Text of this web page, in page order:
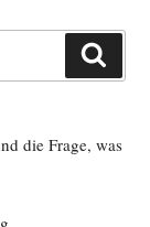
die Frage, was